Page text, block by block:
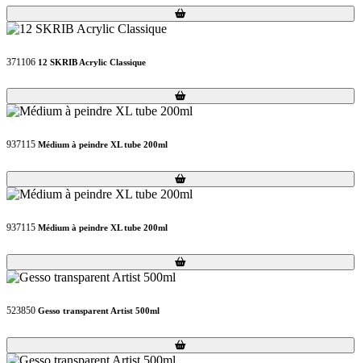
Loading...
Loading...
371106 12 SKRIB Acrylic Classique
Loading...
Loading...
937115 Médium à peindre XL tube 200ml
Loading...
Loading...
937115 Médium à peindre XL tube 200ml
Loading...
Loading...
523850 Gesso transparent Artist 500ml
Loading...
Loading...